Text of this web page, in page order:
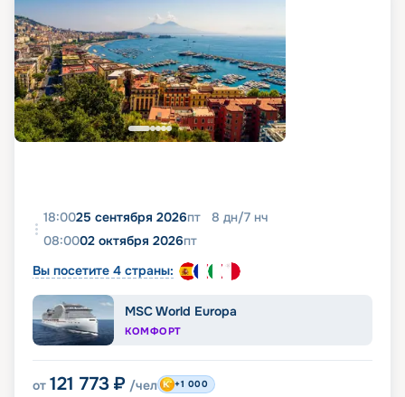
18:0025 сентября 2026пт 8 дн/7 нч
08:0002 октября 2026пт
Вы посетите 4 страны:
MSC World Europa
КОМФОРТ
от 121 773 ₽ /чел +1 000